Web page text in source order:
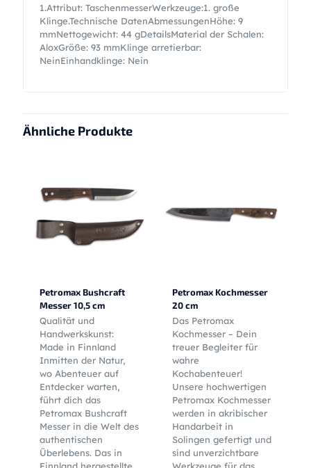
1.Attribut: TaschenmesserWerkzeuge:1. große
Klinge.Technische DatenAbmessungenHöhe: 9
mmNettogewicht: 44 gDetailsMaterial der Schalen:
AloxGröße: 93 mmKlinge arretierbar:
NeinEinhandklinge: Nein
Ähnliche Produkte
Petromax Bushcraft
Messer 10,5 cm
Qualität und
Handwerkskunst:
Made in Finnland
Inmitten der Natur,
wo Abenteuer auf
Entdecker warten,
führt dich das
Petromax Bushcraft
Messer in die Welt des
authentischen
Überlebens. Das in
Petromax Kochmesser
20 cm
Das Petromax
Kochmesser – Dein
treuer Begleiter für
wahre
Kochabenteuer!
Unsere hochwertigen
Petromax Kochmesser
werden in akribischer
Handarbeit in
Solingen gefertigt und
sind unverzichtbare